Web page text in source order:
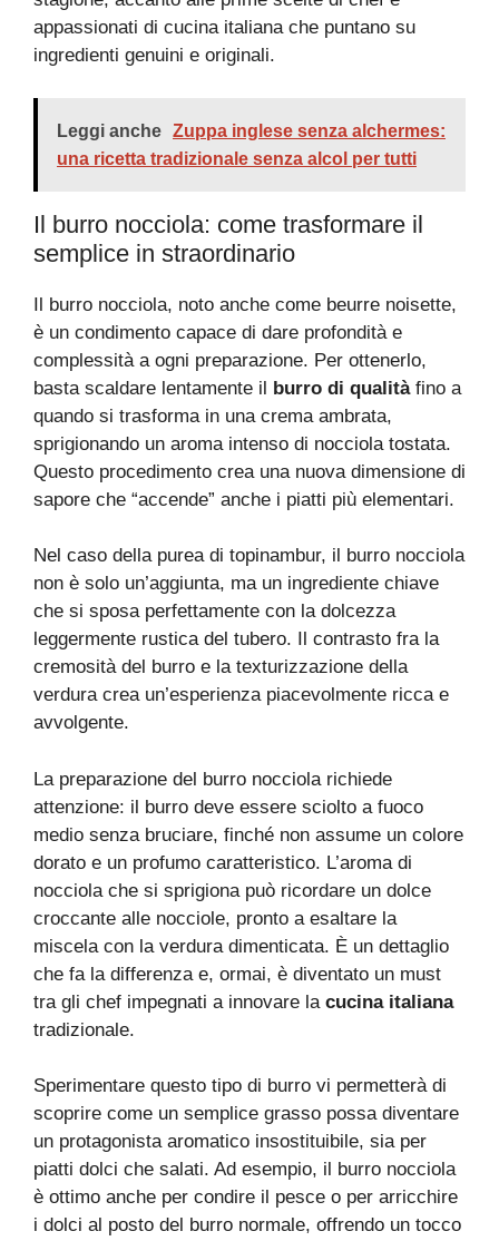
appassionati di cucina italiana che puntano su
ingredienti genuini e originali.
Leggi anche Zuppa inglese senza alchermes:
una ricetta tradizionale senza alcol per tutti
Il burro nocciola: come trasformare il
semplice in straordinario
Il burro nocciola, noto anche come beurre noisette,
è un condimento capace di dare profondità e
complessità a ogni preparazione. Per ottenerlo,
basta scaldare lentamente il burro di qualitàfino a
quando si trasforma in una crema ambrata,
sprigionando un aroma intenso di nocciola tostata.
Questo procedimento crea una nuova dimensione di
sapore che “accende” anche i piatti più elementari.
Nel caso della purea di topinambur, il burro nocciola
non è solo un’aggiunta, ma un ingrediente chiave
che si sposa perfettamente con la dolcezza
leggermente rustica del tubero. Il contrasto fra la
cremosità del burro e la texturizzazione della
verdura crea un’esperienza piacevolmente ricca e
avvolgente.
La preparazione del burro nocciola richiede
attenzione: il burro deve essere sciolto a fuoco
medio senza bruciare, finché non assume un colore
dorato e un profumo caratteristico. L’aroma di
nocciola che si sprigiona può ricordare un dolce
croccante alle nocciole, pronto a esaltare la
miscela con la verdura dimenticata. È un dettaglio
che fa la differenza e, ormai, è diventato un must
tra gli chef impegnati a innovare la cucina italiana
tradizionale.
Sperimentare questo tipo di burro vi permetterà di
scoprire come un semplice grasso possa diventare
un protagonista aromatico insostituibile, sia per
piatti dolci che salati. Ad esempio, il burro nocciola
è ottimo anche per condire il pesce o per arricchire
i dolci al posto del burro normale, offrendo un tocco